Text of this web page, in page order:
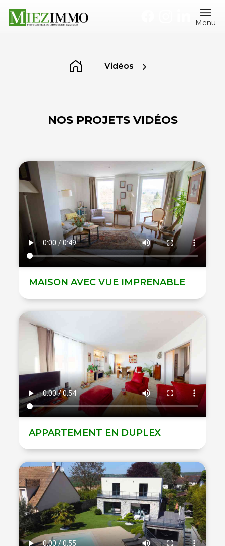
Menu
Vidéos
NOS PROJETS VIDÉOS
MAISON AVEC VUE IMPRENABLE
APPARTEMENT EN DUPLEX